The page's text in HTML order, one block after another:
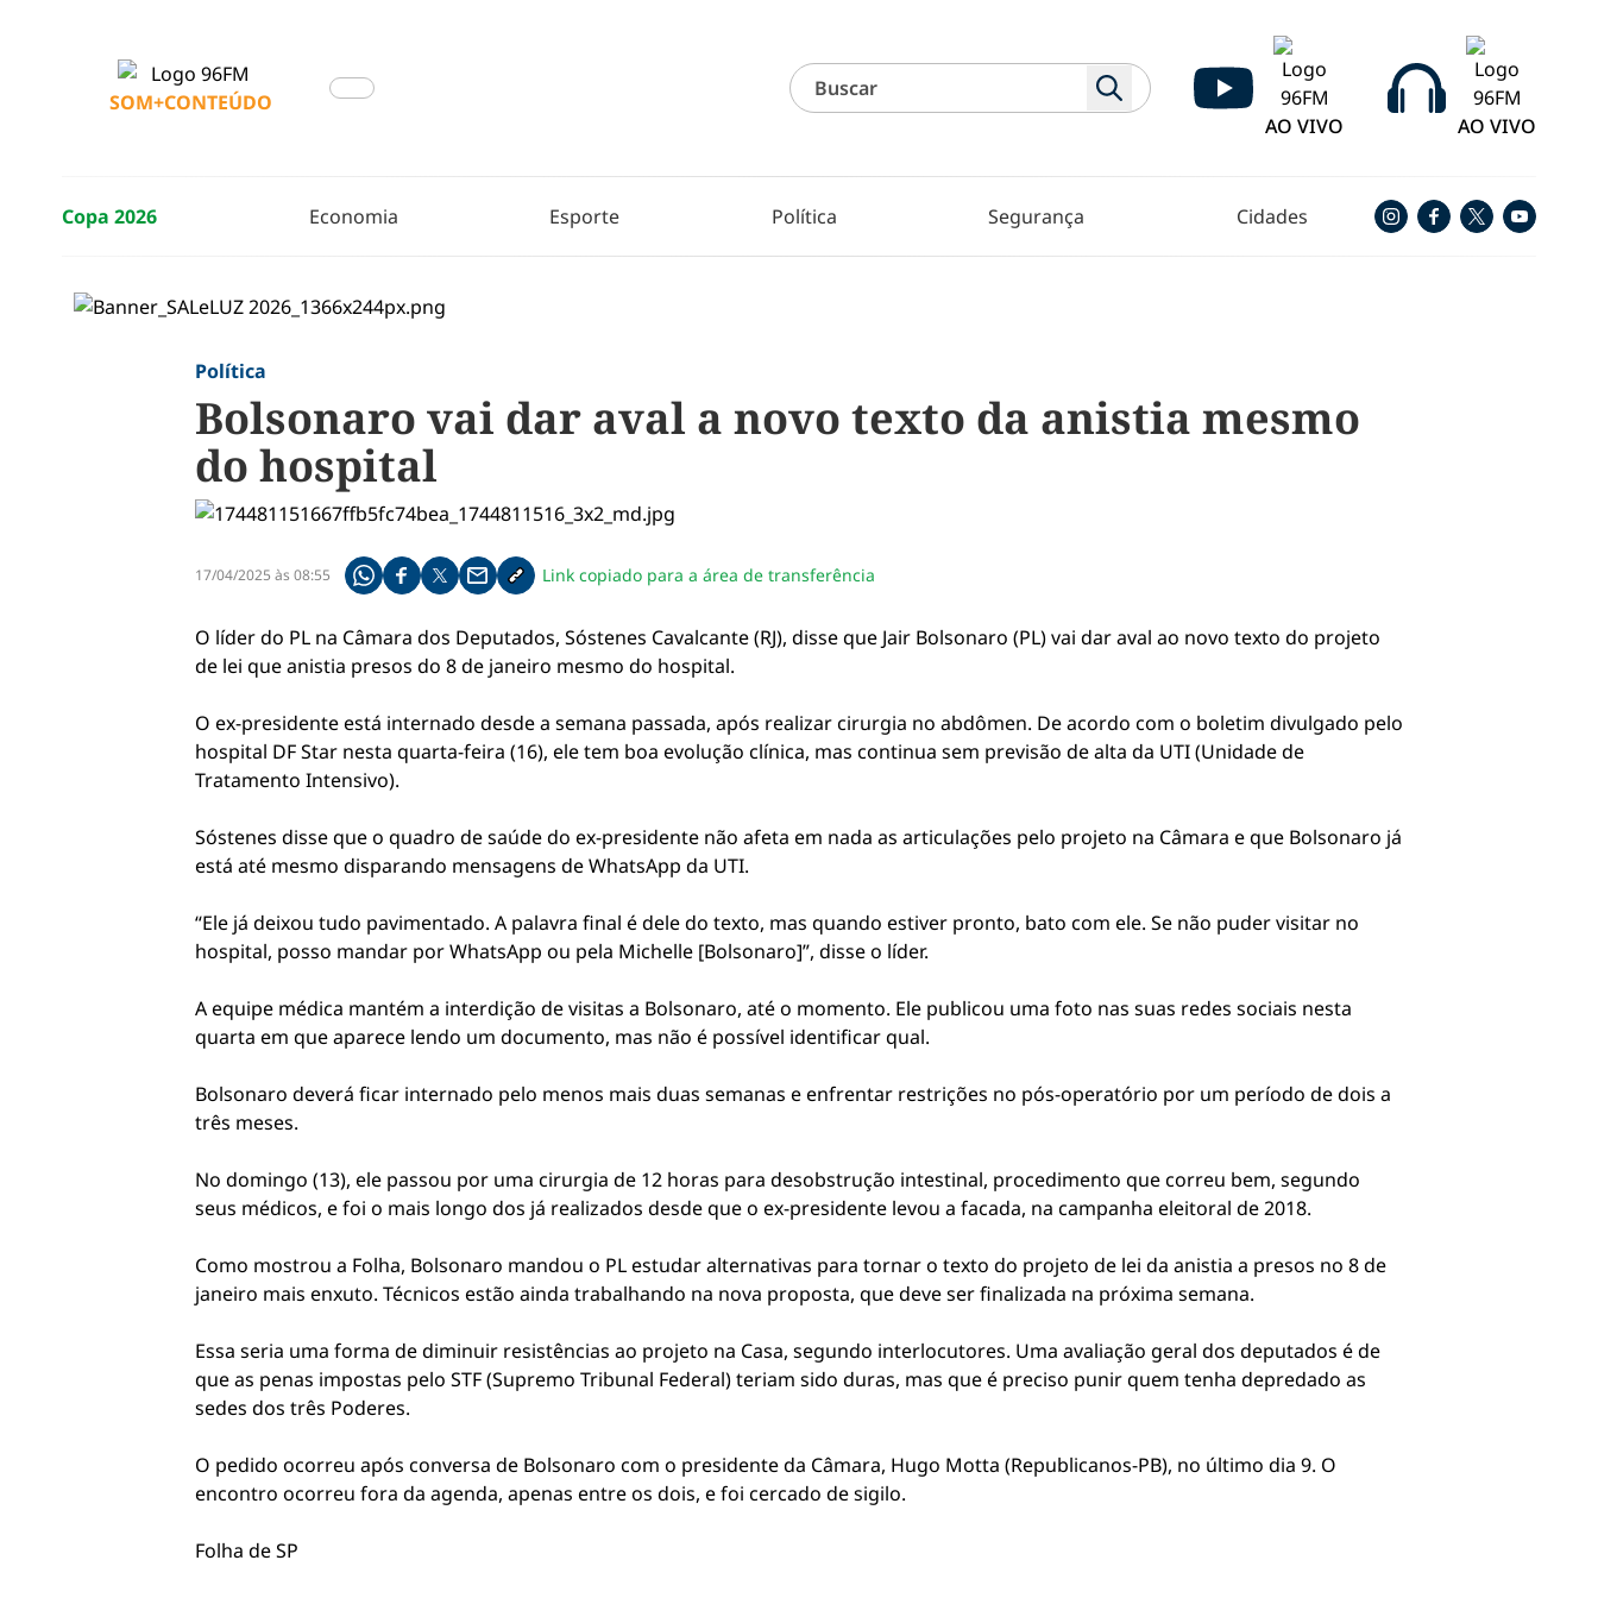
SOM+CONTEÚDO
AO VIVO
AO VIVO
Copa 2026 Economia Esporte Política Segurança Cidades
Política
Bolsonaro vai dar aval a novo texto da anistia mesmo
do hospital
17/04/2025 às 08:55 Compartilhe pelo whatsapp
Compartilhar no facebook
Compartilhar no twitter
Compartilhe pelo email
Copiar link da notícia
Link copiado para a área de transferência
O líder do PL na Câmara dos Deputados, Sóstenes Cavalcante (RJ), disse que Jair Bolsonaro (PL) vai dar aval ao novo texto do projeto
de lei que anistia presos do 8 de janeiro mesmo do hospital.
O ex-presidente está internado desde a semana passada, após realizar cirurgia no abdômen. De acordo com o boletim divulgado pelo
hospital DF Star nesta quarta-feira (16), ele tem boa evolução clínica, mas continua sem previsão de alta da UTI (Unidade de
Tratamento Intensivo).
Sóstenes disse que o quadro de saúde do ex-presidente não afeta em nada as articulações pelo projeto na Câmara e que Bolsonaro já
está até mesmo disparando mensagens de WhatsApp da UTI.
“Ele já deixou tudo pavimentado. A palavra final é dele do texto, mas quando estiver pronto, bato com ele. Se não puder visitar no
hospital, posso mandar por WhatsApp ou pela Michelle [Bolsonaro]”, disse o líder.
A equipe médica mantém a interdição de visitas a Bolsonaro, até o momento. Ele publicou uma foto nas suas redes sociais nesta
quarta em que aparece lendo um documento, mas não é possível identificar qual.
Bolsonaro deverá ficar internado pelo menos mais duas semanas e enfrentar restrições no pós-operatório por um período de dois a
três meses.
No domingo (13), ele passou por uma cirurgia de 12 horas para desobstrução intestinal, procedimento que correu bem, segundo
seus médicos, e foi o mais longo dos já realizados desde que o ex-presidente levou a facada, na campanha eleitoral de 2018.
Como mostrou a Folha, Bolsonaro mandou o PL estudar alternativas para tornar o texto do projeto de lei da anistia a presos no 8 de
janeiro mais enxuto. Técnicos estão ainda trabalhando na nova proposta, que deve ser finalizada na próxima semana.
Essa seria uma forma de diminuir resistências ao projeto na Casa, segundo interlocutores. Uma avaliação geral dos deputados é de
que as penas impostas pelo STF (Supremo Tribunal Federal) teriam sido duras, mas que é preciso punir quem tenha depredado as
sedes dos três Poderes.
O pedido ocorreu após conversa de Bolsonaro com o presidente da Câmara, Hugo Motta (Republicanos-PB), no último dia 9. O
encontro ocorreu fora da agenda, apenas entre os dois, e foi cercado de sigilo.
Folha de SP